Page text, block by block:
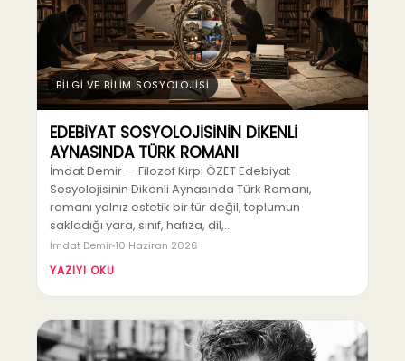
BİLGİ VE BİLİM SOSYOLOJİSİ
EDEBİYAT SOSYOLOJİSİNİN DİKENLİ
AYNASINDA TÜRK ROMANI
İmdat Demir — Filozof Kirpi ÖZET Edebiyat
Sosyolojisinin Dikenli Aynasında Türk Romanı,
romanı yalnız estetik bir tür değil, toplumun
sakladığı yara, sınıf, hafıza, dil,…
İmdat Demir 10 Haziran 2026
YAZIYI OKU